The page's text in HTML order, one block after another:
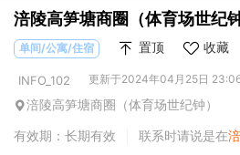
涪陵高笋塘商圈（体育场世纪
单间/公寓/住宿 置顶 收藏
INFO_102 更新于2024年04月25日
涪陵高笋塘商圈（体育场世纪钟）
有效期：长期有效
联系时请说是在